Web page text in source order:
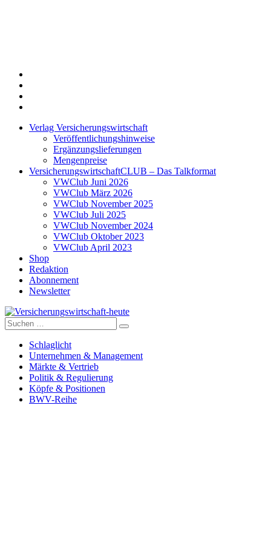
Verlag Versicherungswirtschaft
Veröffentlichungshinweise
Ergänzungslieferungen
Mengenpreise
VersicherungswirtschaftCLUB – Das Talkformat
VWClub Juni 2026
VWClub März 2026
VWClub November 2025
VWClub Juli 2025
VWClub November 2024
VWClub Oktober 2023
VWClub April 2023
Shop
Redaktion
Abonnement
Newsletter
Versicherungswirtschaft-heute
Suche
nach:
Schlaglicht
Unternehmen & Management
Märkte & Vertrieb
Politik & Regulierung
Köpfe & Positionen
BWV-Reihe